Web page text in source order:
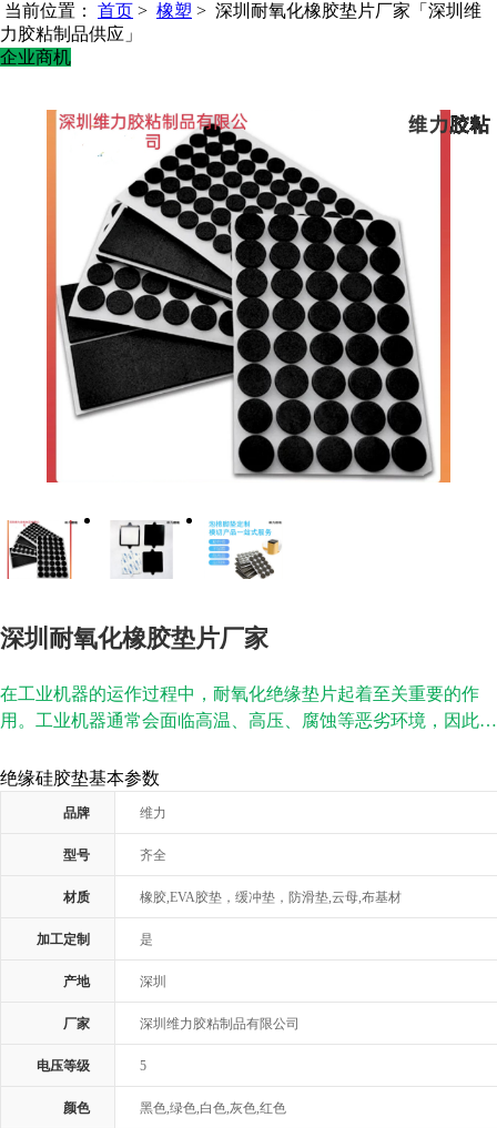
当前位置： 首页 > 橡塑 > 深圳耐氧化橡胶垫片厂家「深圳维
力胶粘制品供应」
企业商机
深圳耐氧化橡胶垫片厂家
在工业机器的运作过程中，耐氧化绝缘垫片起着至关重要的作
用。工业机器通常会面临高温、高压、腐蚀等恶劣环境，因此需
绝缘硅胶垫基本参数
品牌 维力
型号 齐全
材质 橡胶,EVA胶垫，缓冲垫，防滑垫,云母,布基材
加工定制 是
产地 深圳
厂家 深圳维力胶粘制品有限公司
电压等级 5
颜色 黑色,绿色,白色,灰色,红色